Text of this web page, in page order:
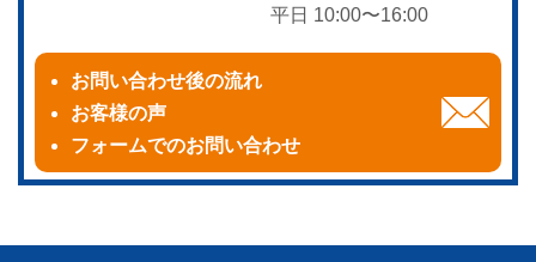
平日 10:00〜16:00
お問い合わせ後の流れ
お客様の声
フォームでのお問い合わせ